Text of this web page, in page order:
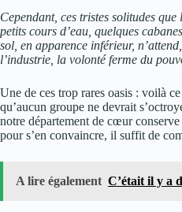
Cependant, ces tristes solitudes
petits cours d’eau, quelques
sol, en apparence inférieur,
l’industrie, la volonté ferme du
Une de ces trop rares oasis : voilà
qu’aucun groupe ne devrait
notre département de cœur
pour s’en convaincre, il suffit de
A lire également C’était il y a